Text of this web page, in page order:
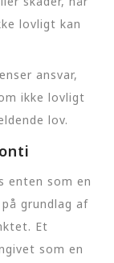
lovligt kan
ansvar,
ikke lovligt
lov.
enten som en
grundlag af
Et
som en